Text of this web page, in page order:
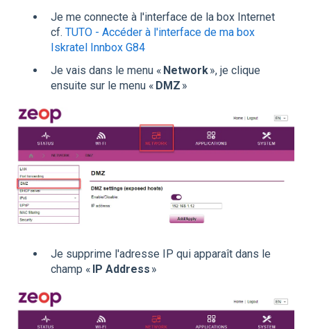
Je me connecte à l'interface de la box Internet
cf. TUTO - Accéder à l'interface de ma box
Iskratel Innbox G84
Je vais dans le menu « Network», je clique
ensuite sur le menu « DMZ »
Je supprime l'adresse IP qui apparaît dans le
champ « IP Address »